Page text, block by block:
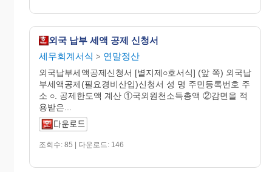
외국 납부 세액 공제 신청서
세무회계서식 > 연말정산
외국납부세액공제신청서 [별지제○호서식] (앞 쪽) 외국납
부세액공제(필요경비산입)신청서 성 명 주민등록번호 주
소 ○. 공제한도액 계산 ①국외원천소득총액 ②감면을 적
용받은...
조회수: 85 | 다운로드: 146